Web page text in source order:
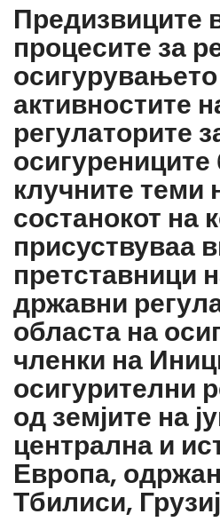
централна
Европа,
Тбилиси,
Предизвиците
процесите за
активностите
регулаторите
осигурениците
клучните теми
состанокот на
присуствуваа
претставници
државни
областа на
членки на
осигурителни
од земјите на
централна и
Европа,
Тбилиси,